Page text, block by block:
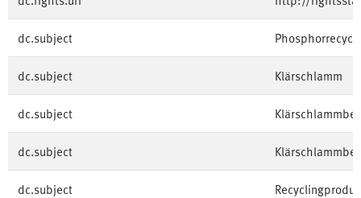
dc.subject
dc.subject Klärschlamm
dc.subject
dc.subject
dc.subject